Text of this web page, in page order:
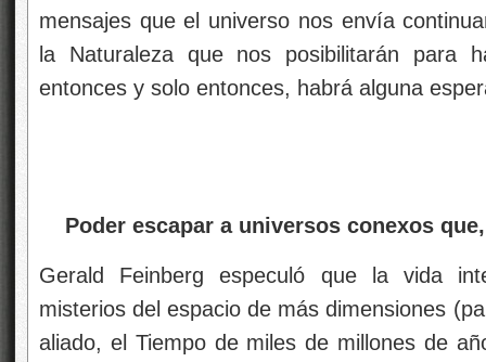
mensajes que el universo nos envía
la Naturaleza que nos posibilitarán para
entonces y solo entonces, habrá alguna
Poder escapar a universos conexos
Gerald Feinberg especuló que la vida
misterios del espacio de más dimensiones
aliado, el Tiempo de miles de millones de